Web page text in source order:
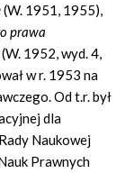
(W. 1951, 1955),
prawa
(W. 1952, wyd. 4,
w r. 1953 na
Od t.r. był
dla
Naukowej
Prawnych